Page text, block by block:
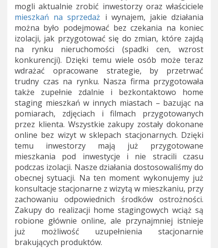
mogli aktualnie zrobić inwestorzy oraz właściciele
mieszkań na sprzedaż i wynajem, jakie działania
można było podejmować bez czekania na koniec
izolacji, jak przygotować się do zmian, które zajdą
na rynku nieruchomości (spadki cen, wzrost
konkurencji). Dzięki temu wiele osób może teraz
wdrażać opracowane strategie, by przetrwać
trudny czas na rynku. Nasza firma przygotowała
także zupełnie zdalnie i bezkontaktowo home
staging mieszkań w innych miastach – bazując na
pomiarach, zdjęciach i filmach przygotowanych
przez klienta. Wszystkie zakupy zostały dokonane
online bez wizyt w sklepach stacjonarnych. Dzięki
temu inwestorzy mają już przygotowane
mieszkania pod inwestycje i nie stracili czasu
podczas izolacji. Nasze działania dostosowaliśmy do
obecnej sytuacji. Na ten moment wykonujemy już
konsultacje stacjonarne z wizytą w mieszkaniu, przy
zachowaniu odpowiednich środków ostrożności.
Zakupy do realizacji home stagingowych wciąż są
robione głównie online, ale przynajmniej istnieje
już możliwość uzupełnienia stacjonarnie
brakujących produktów.